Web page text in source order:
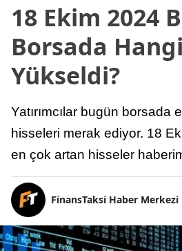
18 Ekim 2024
Borsada
Yükseldi?
Yatırımcılar bugün borsada
hisseleri merak ediyor. 18
en çok artan hisseler
FinansTaksi Haber Merkezi